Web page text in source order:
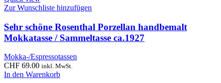
Zur Wunschliste hinzufügen
Sehr schöne Rosenthal Porzellan handbemalt
Mokkatasse / Sammeltasse ca.1927
Mokka-/Espressotassen
CHF 69.00 inkl. MwSt.
In den Warenkorb